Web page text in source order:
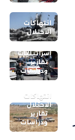
انتهاكات
الاحتلال
إسرائيليات
تقارير
ودراسات
انتهاكات
الاحتلال
تقارير
ودراسات